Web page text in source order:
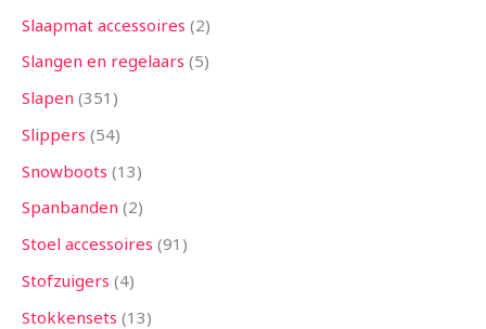
Slaapmat accessoires 2
Slangen en regelaars 5
Slapen 351
Slippers 54
Snowboots 13
Spanbanden 2
Stoel accessoires 91
Stofzuigers 4
Stokkensets 13